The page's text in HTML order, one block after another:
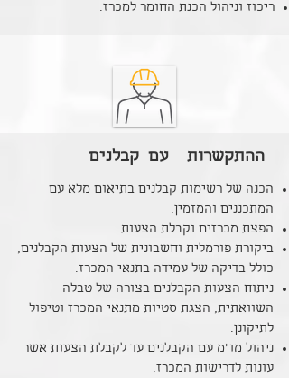
ריכוז וניהול הכנת החומר למכרז.
ההתקשרות עם קבלנים
הכנה של רשימות קבלנים בתיאום מלא עם
המתכננים והמזמין.
הפצת מכרזים וקבלת הצעות.
ביקורת פורמלית וחשבונית של הצעות הקבלנים,
כולל בדיקה של עמידה בתנאי המכרז.
ניתוח הצעות הקבלנים בצורה של טבלה
השוואתית, הצגת סטיות מתנאי המכרז וטיפול
לתיקונן.
ניהול מו”מ עם הקבלנים עד לקבלת הצעות אשר
עונות לדרישות המכרז.